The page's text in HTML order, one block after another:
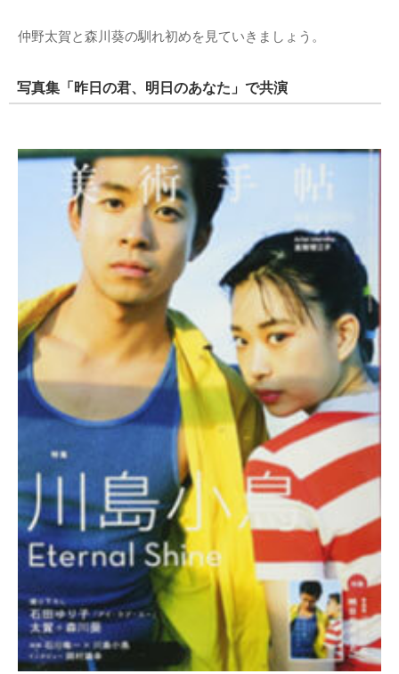
仲野太賀と森川葵の馴れ初めを見ていきましょう。
写真集「昨日の君、明日のあなた」で共演